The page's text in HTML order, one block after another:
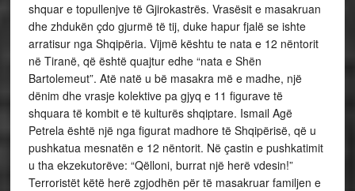
shquar e topullenjve të Gjirokastrës. Vrasësit e masakruan
dhe zhdukën çdo gjurmë të tij, duke hapur fjalë se ishte
arratisur nga Shqipëria. Vijmë kështu te nata e 12 nëntorit
në Tiranë, që është quajtur edhe “nata e Shën
Bartolemeut”. Atë natë u bë masakra më e madhe, një
dënim dhe vrasje kolektive pa gjyq e 11 figurave të
shquara të kombit e të kulturës shqiptare. Ismail Agë
Petrela është një nga figurat madhore të Shqipërisë, që u
pushkatua mesnatën e 12 nëntorit. Në çastin e pushkatimit
u tha ekzekutorëve: “Qëlloni, burrat një herë vdesin!”
Terroristët këtë herë zgjodhën për të masakruar familjen e